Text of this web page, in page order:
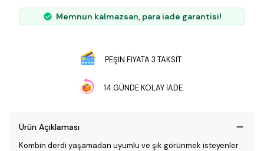
Memnun kalmazsan, para iade garantisi!
PEŞİN FİYATA 3 TAKSİT
14 GÜNDE KOLAY İADE
Ürün Açıklaması
Kombin derdi yaşamadan uyumlu ve şık görünmek isteyenler